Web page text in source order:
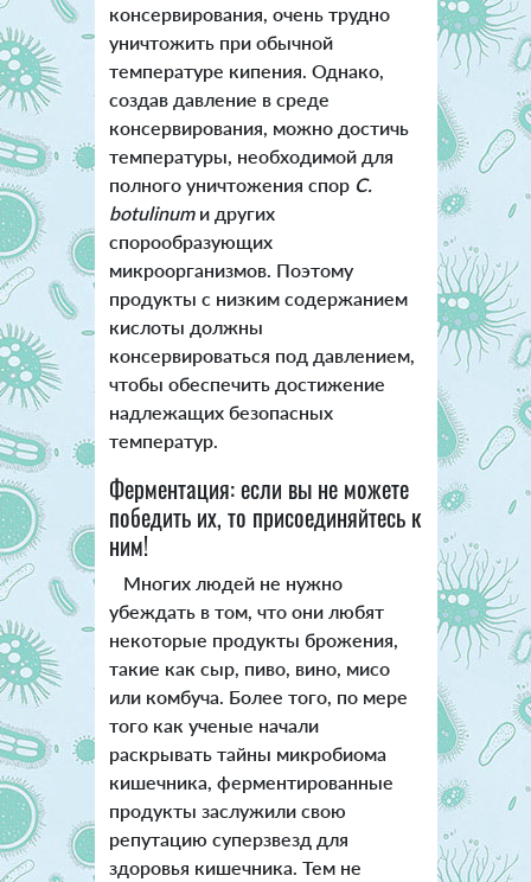
консервирования, очень трудно
уничтожить при обычной
температуре кипения. Однако,
создав давление в среде
консервирования, можно достичь
температуры, необходимой для
полного уничтожения спор C.
botulinumи других
спорообразующих
микроорганизмов. Поэтому
продукты с низким содержанием
кислоты должны
консервироваться под давлением,
чтобы обеспечить достижение
надлежащих безопасных
температур.
Ферментация: если вы не можете
победить их, то присоединяйтесь к
ним!
Многих людей не нужно
убеждать в том, что они любят
некоторые продукты брожения,
такие как сыр, пиво, вино, мисо
или комбуча. Более того, по мере
того как ученые начали
раскрывать тайны микробиома
кишечника, ферментированные
продукты заслужили свою
репутацию суперзвезд для
здоровья кишечника. Тем не